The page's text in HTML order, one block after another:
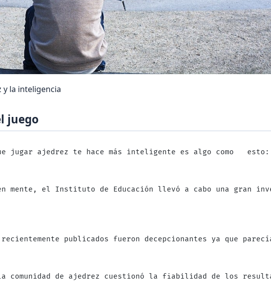
y la inteligencia
juego
jugar ajedrez te hace más inteligente es algo como
mente, el Instituto de Educación llevó a cabo una
recientemente publicados fueron decepcionantes ya que
la comunidad de ajedrez cuestionó la fiabilidad de los